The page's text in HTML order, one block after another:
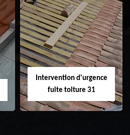
Réparation de
toiture 31
Intervention d'urgence
fuite toiture 31